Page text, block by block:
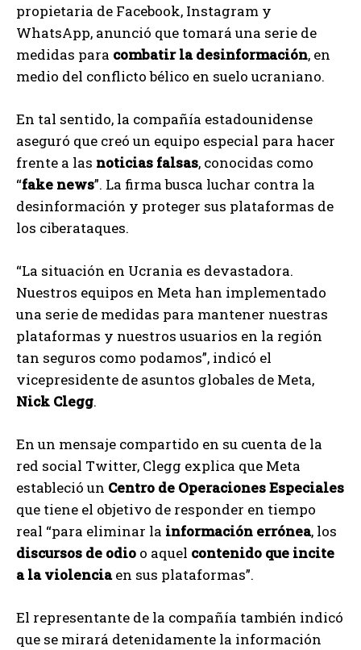
propietaria de Facebook, Instagram y
WhatsApp, anunció que tomará una serie de
medidas para combatir la desinformación, en
medio del conflicto bélico en suelo ucraniano.
En tal sentido, la compañía estadounidense
aseguró que creó un equipo especial para hacer
frente a las noticias falsas, conocidas como
“fake news”. La firma busca luchar contra la
desinformación y proteger sus plataformas de
los ciberataques.
“La situación en Ucrania es devastadora.
Nuestros equipos en Meta han implementado
una serie de medidas para mantener nuestras
plataformas y nuestros usuarios en la región
tan seguros como podamos”, indicó el
vicepresidente de asuntos globales de Meta,
Nick Clegg.
En un mensaje compartido en su cuenta de la
red social Twitter, Clegg explica que Meta
estableció un Centro de Operaciones Especiales
que tiene el objetivo de responder en tiempo
real “para eliminar la información errónea, los
discursos de odio o aquel contenido que incite
a la violenciaen sus plataformas”.
El representante de la compañía también indicó
que se mirará detenidamente la información